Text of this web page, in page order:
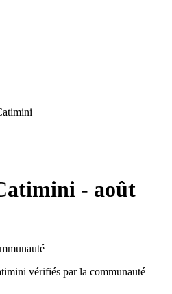
- août
vérifiés par la communauté